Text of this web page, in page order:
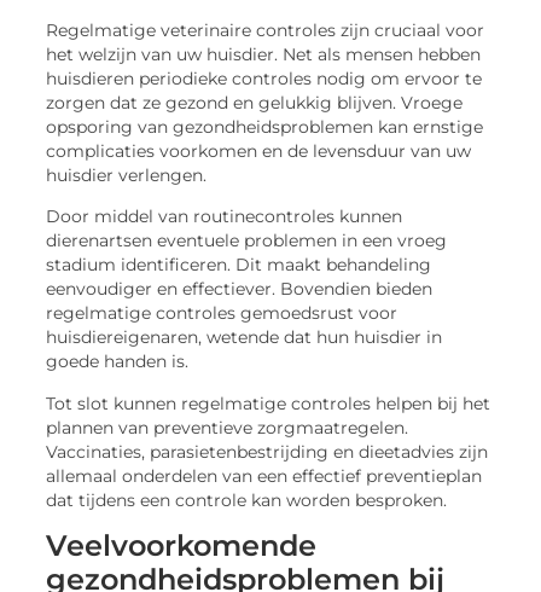
Regelmatige veterinaire controles zijn cruciaal voor
het welzijn van uw huisdier. Net als mensen hebben
huisdieren periodieke controles nodig om ervoor te
zorgen dat ze gezond en gelukkig blijven. Vroege
opsporing van gezondheidsproblemen kan ernstige
complicaties voorkomen en de levensduur van uw
huisdier verlengen.
Door middel van routinecontroles kunnen
dierenartsen eventuele problemen in een vroeg
stadium identificeren. Dit maakt behandeling
eenvoudiger en effectiever. Bovendien bieden
regelmatige controles gemoedsrust voor
huisdiereigenaren, wetende dat hun huisdier in
goede handen is.
Tot slot kunnen regelmatige controles helpen bij het
plannen van preventieve zorgmaatregelen.
Vaccinaties, parasietenbestrijding en dieetadvies zijn
allemaal onderdelen van een effectief preventieplan
dat tijdens een controle kan worden besproken.
Veelvoorkomende
gezondheidsproblemen bij